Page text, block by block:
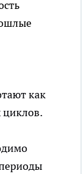
как
циклов.